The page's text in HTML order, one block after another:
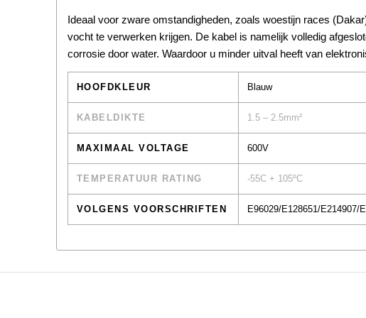
Ideaal voor zware omstandigheden, zoals woestijn races
vocht te verwerken krijgen. De kabel is namelijk volledig
corrosie door water. Waardoor u minder uitval heeft van
HOOFDKLEUR Blauw
KABELDIKTE 1.5 – 2.5mm²
MAXIMAAL VOLTAGE 600V
TEMPERATUUR RATING -55C + 105ºC
VOLGENS VOORSCHRIFTEN E96029/E128651/E214907/